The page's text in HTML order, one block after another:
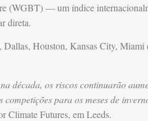
(WGBT) — um índice
direta.
Houston, Kansas City, Miami
década, os riscos continuarão
para os meses de
Climate Futures, em Leeds.